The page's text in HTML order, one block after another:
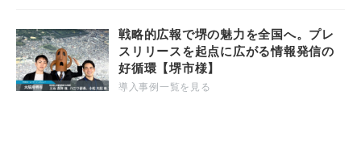
戦略的広報で堺の魅力を全国へ。プレ
スリリースを起点に広がる情報発信の
好循環【堺市様】
導入事例一覧を見る